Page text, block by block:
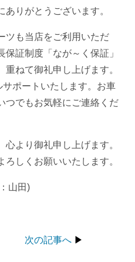
りがとうございます。
ツも当店をご利用いただ
証制度「なが～く保証」
ねて御礼申し上げます。
ポートいたします。お車
つでもお気軽にご連絡くだ
より御礼申し上げます。
しくお願いいたします。
山田)
次の記事へ ▶